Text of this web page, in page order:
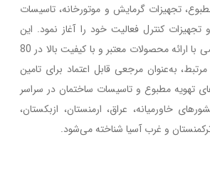
تجهیزات گرمایش و موتورخانه، تاسیسات
کنترل فعالیت خود را آغاز نمود. این
مجموعه کامل و تخصصی با ارائه محصولات معتبر و با کیفیت بالا در 80
به‌عنوان مرجعی قابل اعتماد برای تامین
تهویه مطبوع و تاسیسات ساختمان در سراسر
خاورمیانه، عراق، ارمنستان، ازبکستان،
ترکمنستان و غرب آسیا شناخته می‌شود.